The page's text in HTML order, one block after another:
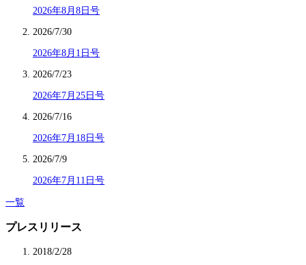
2026年8月8日号
2026/7/30
2026年8月1日号
2026/7/23
2026年7月25日号
2026/7/16
2026年7月18日号
2026/7/9
2026年7月11日号
一覧
プレスリリース
2018/2/28